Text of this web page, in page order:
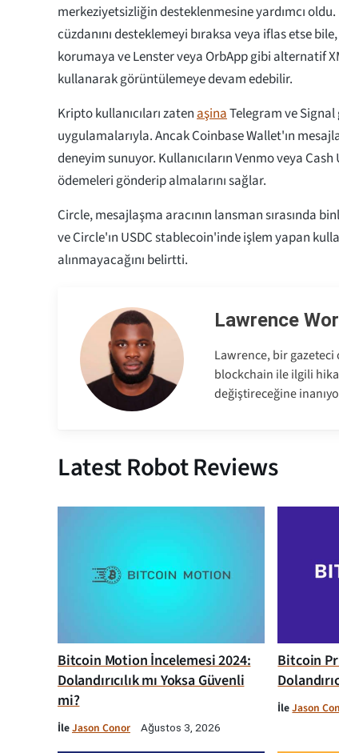
merkeziyetsizliğin desteklenmesine yardımcı oldu.
cüzdanını desteklemeyi bıraksa veya iflas etse
korumaya ve Lenster veya OrbApp gibi alternatif
kullanarak görüntülemeye devam edebilir.
Kripto kullanıcıları zaten aşinaTelegram ve
uygulamalarıyla. Ancak Coinbase Wallet'ın
deneyim sunuyor. Kullanıcıların Venmo veya
ödemeleri gönderip almalarını sağlar.
Circle, mesajlaşma aracının lansman sırasında
ve Circle'ın USDC stablecoin'inde işlem yapan
alınmayacağını belirtti.
Lawrence
Lawrence, bir gazeteci
blockchain ile ilgili
değiştireceğine
Latest Robot Reviews
Bitcoin Motion İncelemesi 2024:
Dolandırıcılık mı Yoksa Güvenli
mi?
İleJason Conor Ağustos 3, 2026
Bitcoin
İleJason